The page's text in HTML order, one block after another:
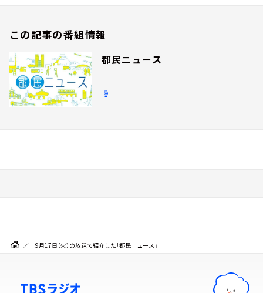
この記事の番組情報
都民ニュース
9月17日（火）の放送で紹介した「都民ニュース」